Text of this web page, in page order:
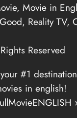
Movie in
Reality TV,
Reserved
#1
in english!